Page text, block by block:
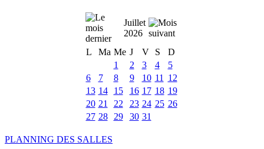
Juillet
2026
L
Ma Me J V S
D
1
2 3 4
5
6
7 8 9 10 11
12
13 14 15 16 17 18 19
20 21 22 23 24 25 26
27 28 29 30 31
PLANNING DES SALLES